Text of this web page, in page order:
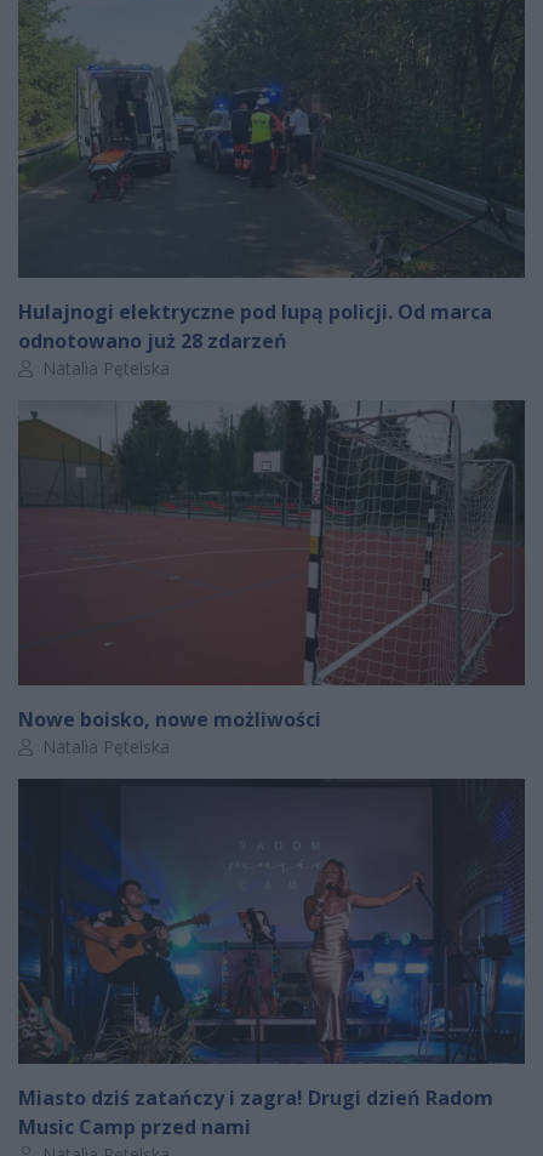
Hulajnogi elektryczne pod lupą policji. Od marca
odnotowano już 28 zdarzeń
Autor artykułu:
Natalia Pętelska
Nowe boisko, nowe możliwości
Autor artykułu:
Natalia Pętelska
Miasto dziś zatańczy i zagra! Drugi dzień Radom
Music Camp przed nami